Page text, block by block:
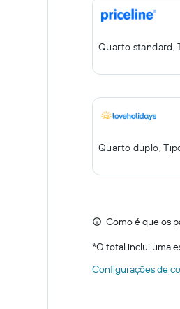
Quarto standard,
Quarto duplo,
Como é que os
*O total inclui uma
Configurações de